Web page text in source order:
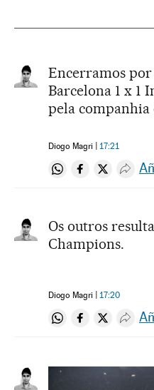
Encerramos
Barcelona 1 x 1
pela companhia
Diogo Magri 17:21
Compartir en
Compartir en
Os outros
Champions.
Diogo Magri 17:20
Compartir en
Compartir en